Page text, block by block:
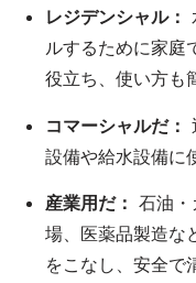
レジデンシャル：
ルするために家庭
役立ち、使い方も
コマーシャルだ：
設備や給水設備に
産業用だ： 石油
場、医薬品製造な
をこなし、安全で